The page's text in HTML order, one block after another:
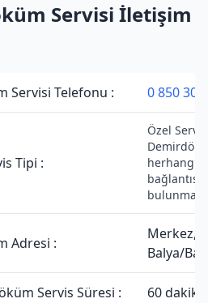
Servisi İletişim
Servisi Telefonu : 0 850
Tipi :
Özel
herhangi
bağlantısı
Adresi :
Merkez,
Balya/
Servis Süresi : 60 dakika